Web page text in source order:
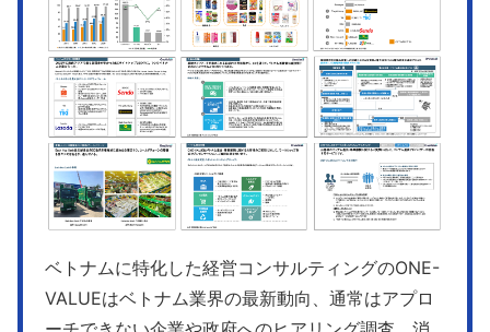
ベトナムに特化した経営コンサルティングのONE-
VALUEはベトナム業界の最新動向、通常はアプロ